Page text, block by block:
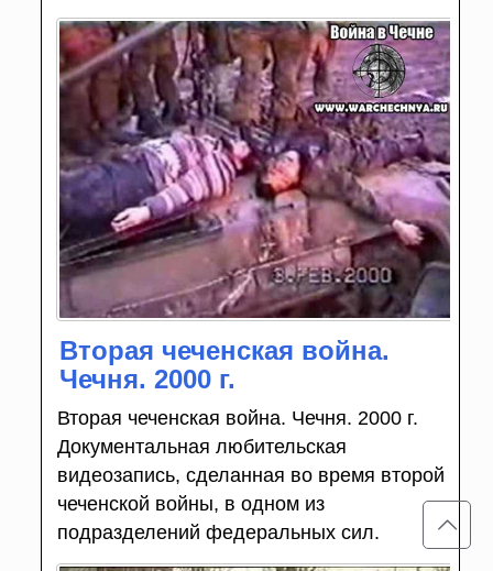
Вторая чеченская война.
Чечня. 2000 г.
Вторая чеченская война. Чечня. 2000 г.
Документальная любительская
видеозапись, сделанная во время второй
чеченской войны, в одном из
подразделений федеральных сил.